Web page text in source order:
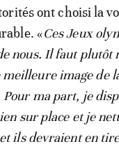
ont choisi la
«Ces Jeux
nous. Il faut plutôt
image de
ma part, je
sur place et je
ils devraient en